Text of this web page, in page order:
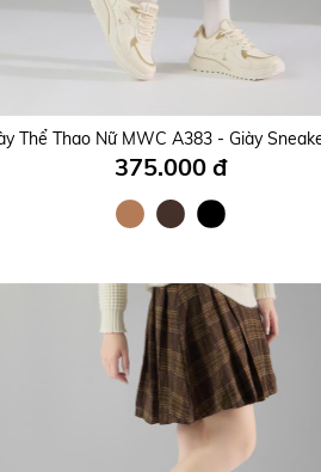
375.000 đ
325.000 đ